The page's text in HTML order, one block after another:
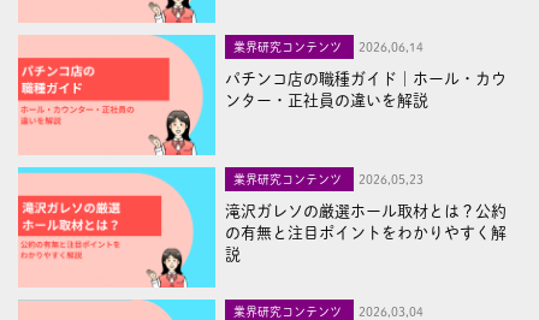
業界研究コンテンツ 2026,06,14
パチンコ店の職種ガイド｜ホール・カウ
ンター・正社員の違いを解説
業界研究コンテンツ 2026,05,23
滝沢ガレソの厳選ホール取材とは？公約
の有無と注目ポイントをわかりやすく解
説
業界研究コンテンツ 2026,03,04